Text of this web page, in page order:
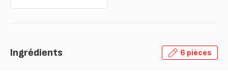
Ingrédients 6 pièces